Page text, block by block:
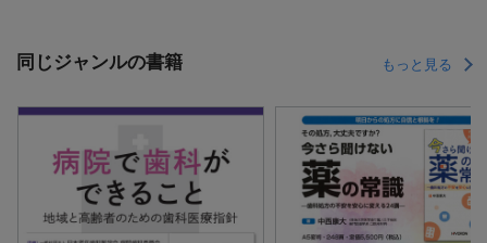
同じジャンルの書籍 もっと見る